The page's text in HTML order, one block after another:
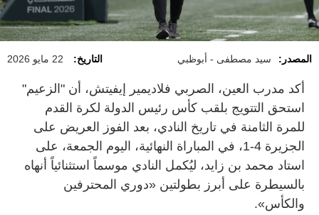
المصدر: سيد مصطفى - أبوظبي التاريخ: 22 مايو 2026
أكد مدرب العين، الصربي فلاديمير إيفيتش، أن "الزعيم"
استحق التتويج بلقب كأس رئيس الدولة لكرة القدم
للمرة الثامنة في تاريخ النادي، بعد الفوز العريض على
الجزيرة 4-1، في المباراة النهائية، اليوم الجمعة، على
استاد محمد بن زايد، ليُكمل النادي موسماً استثنائياً أنهاه
بالسيطرة على أبرز بطولتين «دوري المحترفين
والكأس».